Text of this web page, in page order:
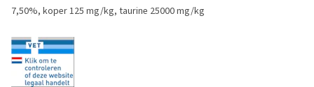
7,50%, koper 125 mg/kg, taurine 25000 mg/kg